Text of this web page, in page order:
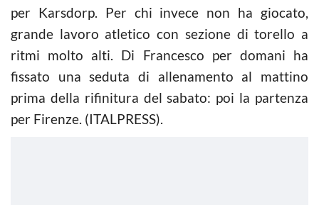
per Karsdorp. Per chi invece non ha giocato,
grande lavoro atletico con sezione di torello a
ritmi molto alti. Di Francesco per domani ha
fissato una seduta di allenamento al mattino
prima della rifinitura del sabato: poi la partenza
per Firenze. (ITALPRESS).